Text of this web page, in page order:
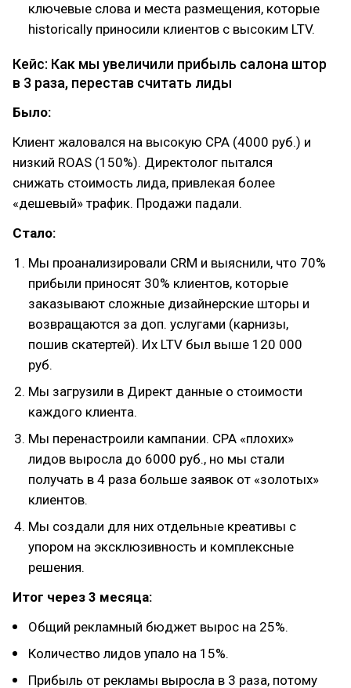
ключевые слова и места размещения, которые
historically приносили клиентов с высоким LTV.
Кейс: Как мы увеличили прибыль салона штор
в 3 раза, перестав считать лиды
Было:
Клиент жаловался на высокую CPA (4000 руб.) и
низкий ROAS (150%). Директолог пытался
снижать стоимость лида, привлекая более
«дешевый» трафик. Продажи падали.
Стало:
Мы проанализировали CRM и выяснили, что 70%
прибыли приносят 30% клиентов, которые
заказывают сложные дизайнерские шторы и
возвращаются за доп. услугами (карнизы,
пошив скатертей). Их LTV был выше 120 000
руб.
Мы загрузили в Директ данные о стоимости
каждого клиента.
Мы перенастроили кампании. CPA «плохих»
лидов выросла до 6000 руб., но мы стали
получать в 4 раза больше заявок от «золотых»
клиентов.
Мы создали для них отдельные креативы с
упором на эксклюзивность и комплексные
решения.
Итог через 3 месяца:
Общий рекламный бюджет вырос на 25%.
Количество лидов упало на 15%.
Прибыль от рекламы выросла в 3 раза, потому